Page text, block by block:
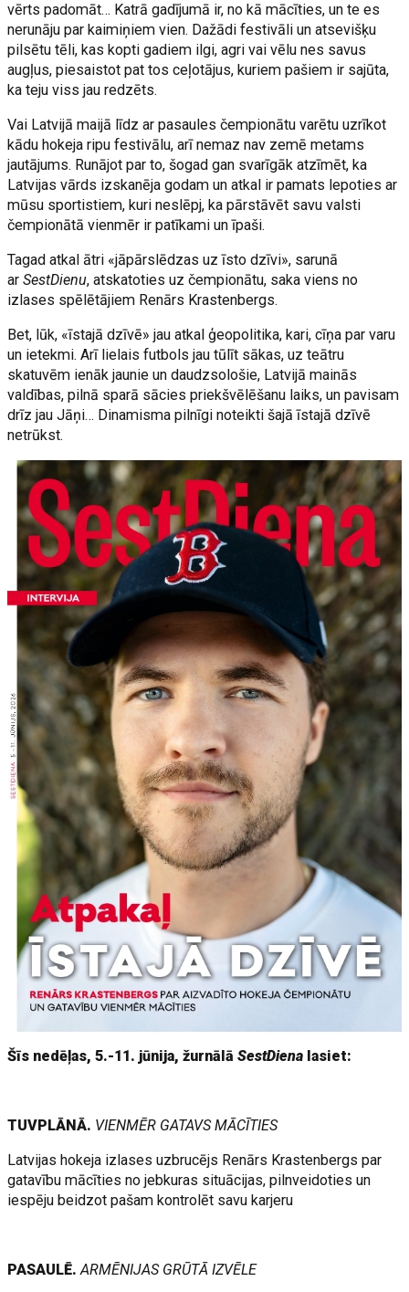
vērts padomāt… Katrā gadījumā ir, no kā mācīties, un te es
nerunāju par kaimiņiem vien. Dažādi festivāli un atsevišķu
pilsētu tēli, kas kopti gadiem ilgi, agri vai vēlu nes savus
augļus, piesaistot pat tos ceļotājus, kuriem pašiem ir sajūta,
ka teju viss jau redzēts.
Vai Latvijā maijā līdz ar pasaules čempionātu varētu uzrīkot
kādu hokeja ripu festivālu, arī nemaz nav zemē metams
jautājums. Runājot par to, šogad gan svarīgāk atzīmēt, ka
Latvijas vārds izskanēja godam un atkal ir pamats lepoties ar
mūsu sportistiem, kuri neslēpj, ka pārstāvēt savu valsti
čempionātā vienmēr ir patīkami un īpaši.
Tagad atkal ātri «jāpārslēdzas uz īsto dzīvi», sarunā
arSestDienu, atskatoties uz čempionātu, saka viens no
izlases spēlētājiem Renārs Krastenbergs.
Bet, lūk, «īstajā dzīvē» jau atkal ģeopolitika, kari, cīņa par varu
un ietekmi. Arī lielais futbols jau tūlīt sākas, uz teātru
skatuvēm ienāk jaunie un daudzsološie, Latvijā mainās
valdības, pilnā sparā sācies priekšvēlēšanu laiks, un pavisam
drīz jau Jāņi… Dinamisma pilnīgi noteikti šajā īstajā dzīvē
netrūkst.
Šīs nedēļas, 5.-11. jūnija, žurnālāSestDiena lasiet:
TUVPLĀNĀ. VIENMĒR GATAVS MĀCĪTIES
Latvijas hokeja izlases uzbrucējs Renārs Krastenbergs par
gatavību mācīties no jebkuras situācijas, pilnveidoties un
iespēju beidzot pašam kontrolēt savu karjeru
PASAULĒ. ARMĒNIJAS GRŪTĀ IZVĒLE